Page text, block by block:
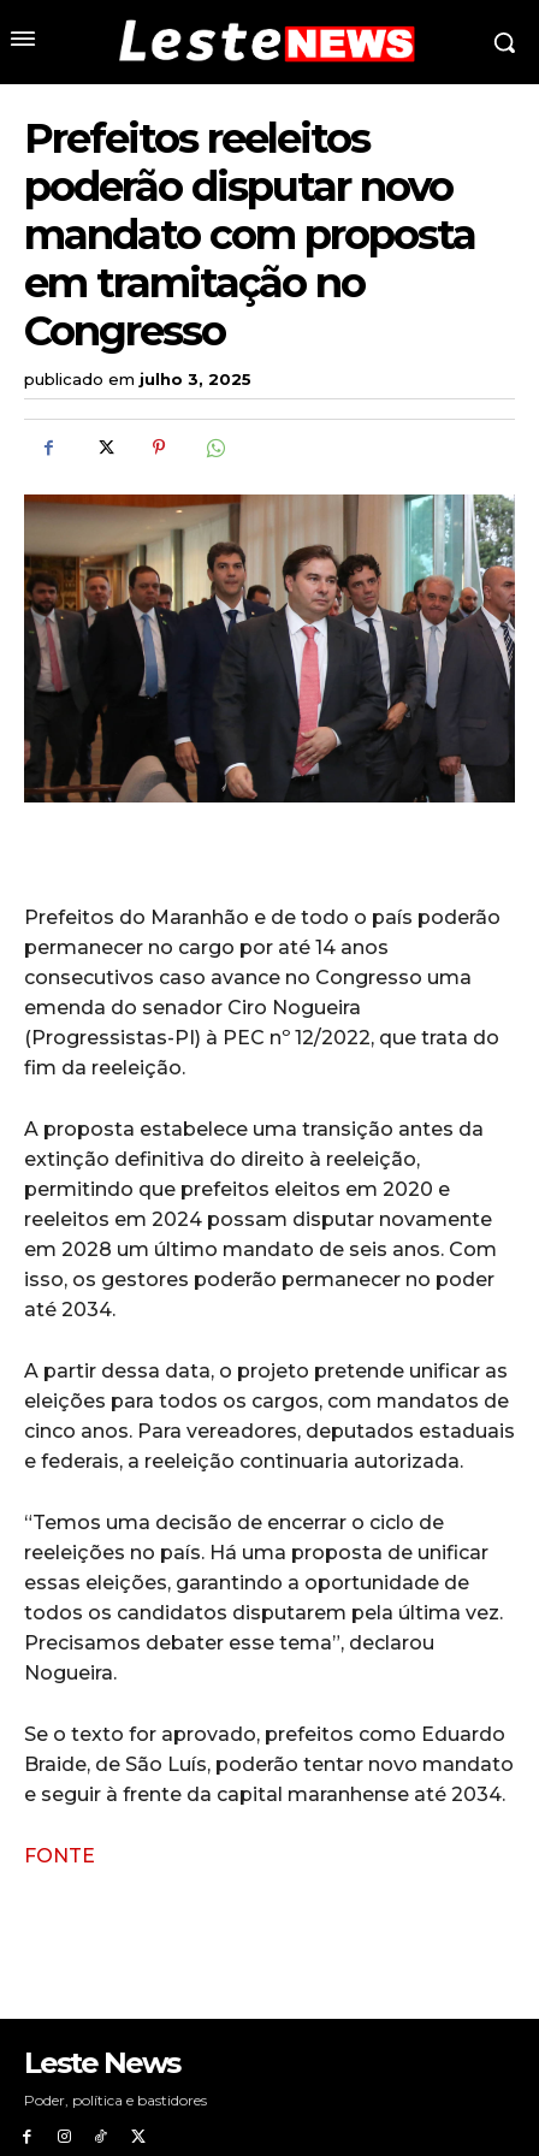
Prefeitos reeleitos
poderão disputar novo
mandato com proposta
em tramitação no
Congresso
publicado em julho 3, 2025
Prefeitos do Maranhão e de todo o país poderão
permanecer no cargo por até 14 anos
consecutivos caso avance no Congresso uma
emenda do senador Ciro Nogueira
(Progressistas-PI) à PEC nº 12/2022, que trata do
fim da reeleição.
A proposta estabelece uma transição antes da
extinção definitiva do direito à reeleição,
permitindo que prefeitos eleitos em 2020 e
reeleitos em 2024 possam disputar novamente
em 2028 um último mandato de seis anos. Com
isso, os gestores poderão permanecer no poder
até 2034.
A partir dessa data, o projeto pretende unificar as
eleições para todos os cargos, com mandatos de
cinco anos. Para vereadores, deputados estaduais
e federais, a reeleição continuaria autorizada.
“Temos uma decisão de encerrar o ciclo de
reeleições no país. Há uma proposta de unificar
essas eleições, garantindo a oportunidade de
todos os candidatos disputarem pela última vez.
Precisamos debater esse tema”, declarou
Nogueira.
Se o texto for aprovado, prefeitos como Eduardo
Braide, de São Luís, poderão tentar novo mandato
e seguir à frente da capital maranhense até 2034.
FONTE
Leste News
Poder, política e bastidores